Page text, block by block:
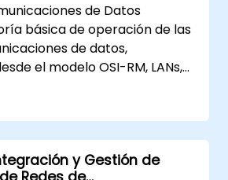
de Datos
básica de operación de las
de datos,
el modelo OSI-RM, LANs,
red. El curso proporciona al
general de la
de hardware,
software y estructura de las
y Gestión de